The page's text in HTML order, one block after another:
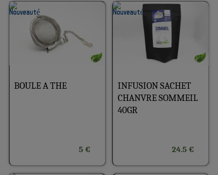
BOULE A THE
5 €
INFUSION SACHET
CHANVRE SOMMEIL
40GR
24.5 €